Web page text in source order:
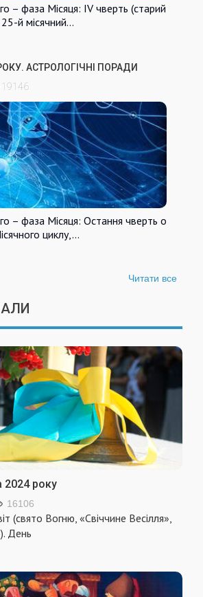
– фаза Місяця: IV чверть (старий
й місячний…
АСТРОЛОГІЧНІ ПОРАДИ
19146
– фаза Місяця: Остання чверть о
циклу,…
Читати все
2024 року
16106
(свято Вогню, «Свіччине Весілля»,
День